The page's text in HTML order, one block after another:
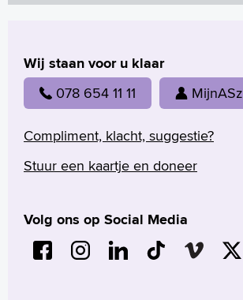
Wij staan voor u klaar
078 654 11 11 MijnASz
Compliment, klacht, suggestie?
Stuur een kaartje en doneer
Volg ons op Social Media